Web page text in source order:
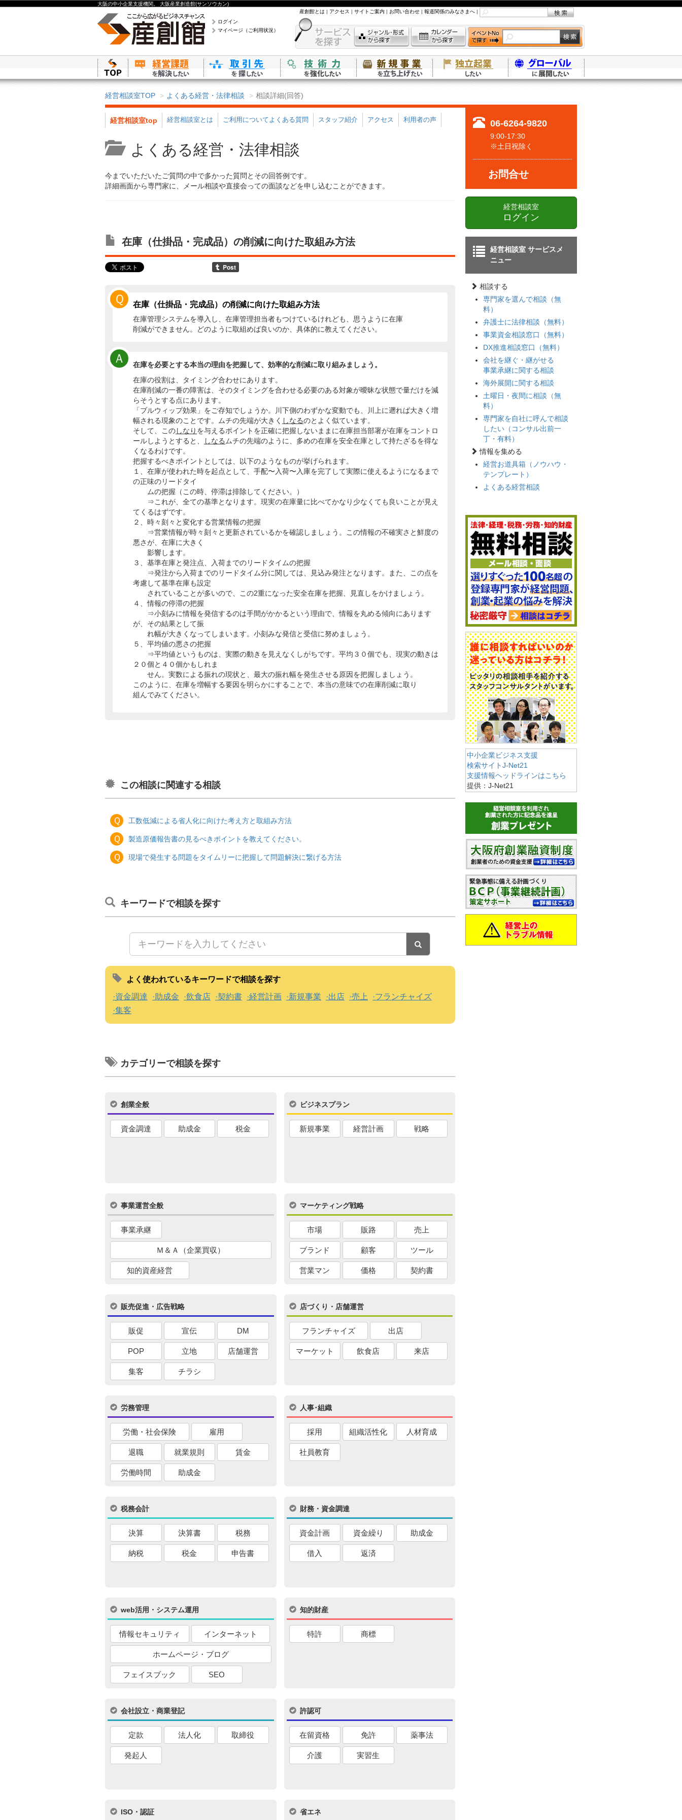
大阪の中小企業支援機関。 大阪産業創造館(サンソウカン)
ログイン
マイページ（ご利用状況）
産創館とは | アクセス | サイトご案内 | お問い合わせ | 報道関係のみなさまへ |
経営相談室TOP よくある経営・法律相談 相談詳細(回答)
経営相談室top 経営相談室とは ご利用についてよくある質問 スタッフ紹介 アクセス 利用者の声
よくある経営・法律相談
今までいただいたご質問の中で多かった質問とその回答例です。
詳細画面から専門家に、メール相談や直接会っての面談などを申し込むことができます。
在庫（仕掛品・完成品）の削減に向けた取組み方法
Ｑ 在庫（仕掛品・完成品）の削減に向けた取組み方法
在庫管理システムを導入し、在庫管理担当者もつけているけれども、思うように在庫
削減ができません。どのように取組めば良いのか、具体的に教えてください。
Ａ
在庫を必要とする本当の理由を把握して、効率的な削減に取り組みましょう。
在庫の役割は、タイミング合わせにあります。
在庫削減の一番の障害は、そのタイミングを合わせる必要のある対象が曖昧な状態で量だけを減
らそうとする点にあります。
「ブルウィップ効果」をご存知でしょうか。川下側のわずかな変動でも、川上に遡れば大きく増
幅される現象のことです。ムチの先端が大きく しなるのとよく似ています。
そして、このしなり を与えるポイントを正確に把握しないままに在庫担当部署が在庫をコントロ
ールしようとすると、
しなる ムチの先端のように、多めの在庫を安全在庫として持たざるを得な
くなるわけです。
把握するべきポイントとしては、以下のようなものが挙げられます。
１、在庫が使われた時を起点として、手配〜入荷〜入庫を完了して実際に使えるようになるまで
の正味のリードタイ
ムの把握（この時、停滞は排除してください。）
⇒これが、全ての基準となります。現実の在庫量に比べてかなり少なくても良いことが見え
てくるはずです。
２、時々刻々と変化する営業情報の把握
⇒営業情報が時々刻々と更新されているかを確認しましょう。この情報の不確実さと鮮度の
悪さが、在庫に大きく
影響します。
３、基準在庫と発注点、入荷までのリードタイムの把握
⇒発注から入荷までのリードタイム分に関しては、見込み発注となります。また、この点を
考慮して基準在庫も設定
されていることが多いので、この2重になった安全在庫を把握、見直しをかけましょう。
４、情報の停滞の把握
⇒小刻みに情報を発信するのは手間がかかるという理由で、情報を丸める傾向にあります
が、その結果として振
れ幅が大きくなってしまいます。小刻みな発信と受信に努めましょう。
５、平均値の悪さの把握
⇒平均値というものは、実際の動きを見えなくしがちです。平均３０個でも、現実の動きは
２０個と４０個かもしれま
せん。実数による振れの現状と、最大の振れ幅を発生させる原因を把握しましょう。
このように、在庫を増幅する要因を明らかにすることで、本当の意味での在庫削減に取り
組んでみてください。
この相談に関連する相談
Ｑ 工数低減による省人化に向けた考え方と取組み方法
Ｑ 製造原価報告書の見るべきポイントを教えてください。
Ｑ 現場で発生する問題をタイムリーに把握して問題解決に繋げる方法
キーワードで相談を探す
よく使われているキーワードで相談を探す
資金調達
助成金 飲食店 契約書 経営計画 新規事業 出店 売上
フランチャイズ
集客
カテゴリーで相談を探す
創業全般
資金調達 助成金 税金
ビジネスプラン
新規事業 経営計画 戦略
事業運営全般
事業承継
Ｍ＆Ａ（企業買収）
知的資産経営
マーケティング戦略
市場 販路 売上
ブランド 顧客 ツール
営業マン 価格 契約書
販売促進・広告戦略
販促 宣伝 DM
POP 立地 店舗運営
集客 チラシ
店づくり・店舗運営
フランチャイズ 出店
マーケット 飲食店 来店
労務管理
労働・社会保険 雇用
退職 就業規則 賃金
労働時間 助成金
人事･組織
採用 組織活性化 人材育成
社員教育
税務会計
決算 決算書 税務
納税 税金 申告書
財務・資金調達
資金計画 資金繰り 助成金
借入 返済
web活用・システム運用
情報セキュリティ インターネット
ホームページ・ブログ
フェイスブック SEO
知的財産
特許 商標
会社設立・商業登記
定款 法人化 取締役
発起人
許認可
在留資格 免許 薬事法
介護 実習生
ISO・認証 省エネ
06-6264-9820
9:00-17:30
※土日祝除く
お問合せ
経営相談室
ログイン
経営相談室 サービスメ
ニュー
相談する
専門家を選んで相談（無
料）
弁護士に法律相談（無料）
事業資金相談窓口（無料）
DX推進相談窓口（無料）
会社を継ぐ・継がせる
事業承継に関する相談
海外展開に関する相談
土曜日・夜間に相談（無
料）
専門家を自社に呼んで相談
したい（コンサル出前一
丁・有料）
情報を集める
経営お道具箱（ノウハウ・
テンプレート）
よくある経営相談
中小企業ビジネス支援
検索サイトJ-Net21
支援情報ヘッドラインはこちら
提供：J-Net21